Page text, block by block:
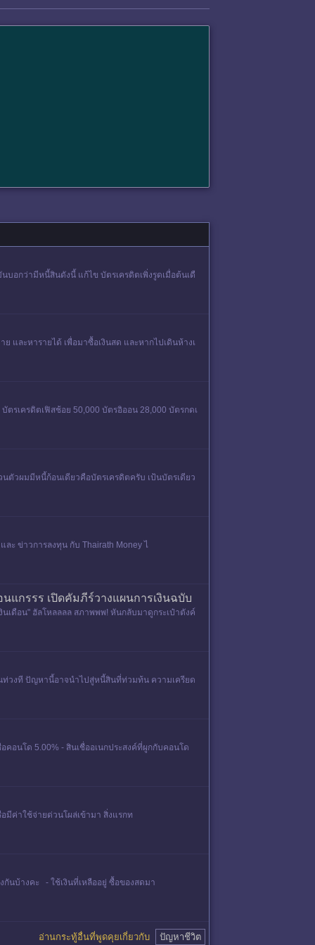
บอกว่ามีหนี้สินดังนี้ แก้ไข บัตรเครดิตเพิ่งรูดเมื่อต้นเดื
และหารายได้ เพื่อมาซื้อเงินสด และหากไปเดินห้างเ
ตรเครดิตเฟิสช้อย 50,000 บัตรอิออน 28,000 บัตรกดเ
ตัวผมมีหนี้ก้อนเดียวคือบัตรเครดิตครับ เป้นบัตรเดียว
ะ ข่าวการลงทุน กับ Thairath Money ไ
แกรรร เปิดคัมภีร์วางแผนการเงินฉบับ
เดือน" ฮัลโหลลลล สภาพพพ! หันกลับมาดูกระเป๋าตังค์
ท่วงที ปัญหานี้อาจนำไปสู่หนี้สินที่ท่วมท้น ความเครียด
อนโด 5.00% - สินเชื่ออเนกประสงค์ที่ผูกกับคอนโด
มีค่าใช้จ่ายด่วนโผล่เข้ามา สิ่งแรกท
กันบ้างคะ - ใช้เงินที่เหลืออยู่ ซื้อของสดมา
อ่านกระทู้อื่นที่พูดคุยเกี่ยวกับ ปัญหาชีวิต